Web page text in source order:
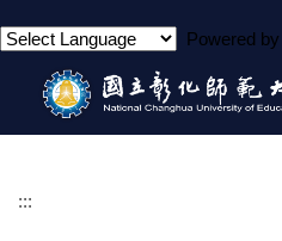
到
Powered by
:::